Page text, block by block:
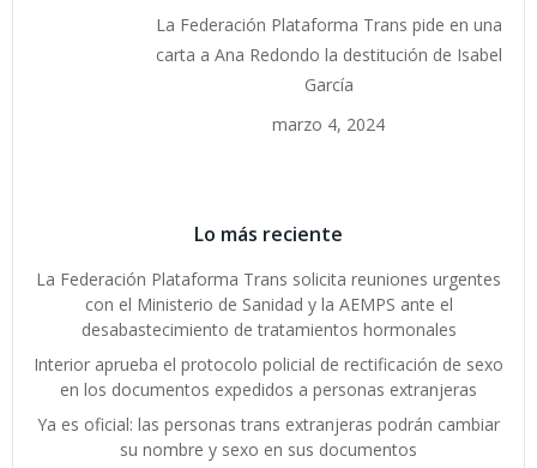
La Federación Plataforma Trans pide en una
carta a Ana Redondo la destitución de Isabel
García
marzo 4, 2024
Lo más reciente
La Federación Plataforma Trans solicita reuniones urgentes
con el Ministerio de Sanidad y la AEMPS ante el
desabastecimiento de tratamientos hormonales
Interior aprueba el protocolo policial de rectificación de sexo
en los documentos expedidos a personas extranjeras
Ya es oficial: las personas trans extranjeras podrán cambiar
su nombre y sexo en sus documentos